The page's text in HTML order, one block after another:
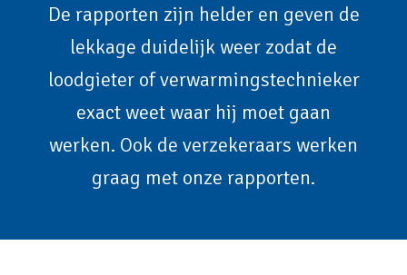
De rapporten zijn helder en geven de
lekkage duidelijk weer zodat de
loodgieter of verwarmingstechnieker
exact weet waar hij moet gaan
werken. Ook de verzekeraars werken
graag met onze rapporten.